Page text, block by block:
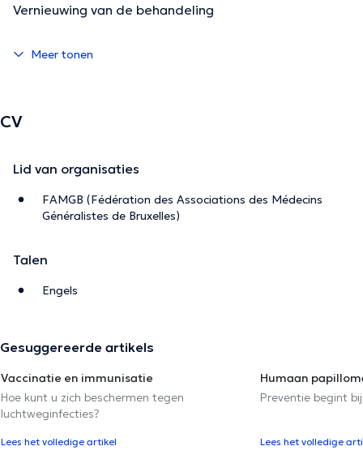
Vernieuwing van de behandeling
Meer tonen
CV
Lid van organisaties
FAMGB (Fédération des Associations des Médecins
Généralistes de Bruxelles)
Talen
Engels
Gesuggereerde artikels
Vaccinatie en immunisatie
Hoe kunt u zich beschermen tegen
luchtweginfecties?
Lees het volledige artikel
Humaan
Preventie begint
Lees het volledige